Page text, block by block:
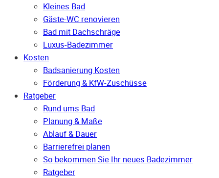
Kleines Bad
Gäste-WC renovieren
Bad mit Dachschräge
Luxus-Badezimmer
Kosten
Badsanierung Kosten
Förderung & KfW-Zuschüsse
Ratgeber
Rund ums Bad
Planung & Maße
Ablauf & Dauer
Barrierefrei planen
So bekommen Sie Ihr neues Badezimmer
Ratgeber